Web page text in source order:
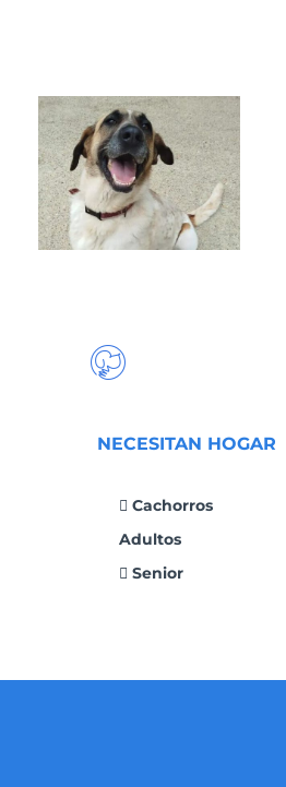
DAFNE
NECESITAN HOGAR
Cachorros
Adultos
Senior